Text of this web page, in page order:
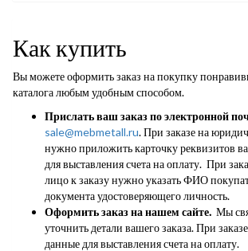
Как купить
Вы можете оформить заказ на покупку
каталога любым удобным способом.
Прислать ваш заказ по электронной
sale@mebmetall.ru. При заказе на
нужно приложить карточку реквизитов
для выставления счета на оплату. При
лицо к заказу нужно указать ФИО
документа удостоверяющего личность.
Оформить заказ на нашем сайте. Мы
уточнить детали вашего заказа. При
данные для выставления счета на оплату.